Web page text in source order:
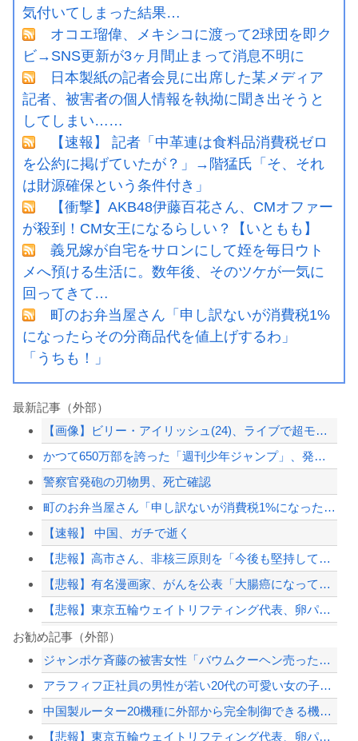
気付いてしまった結果…
オコエ瑠偉、メキシコに渡って2球団を即ク
ビ→SNS更新が3ヶ月間止まって消息不明に
日本製紙の記者会見に出席した某メディア
記者、被害者の個人情報を執拗に聞き出そうと
してしまい……
【速報】 記者「中革連は食料品消費税ゼロ
を公約に掲げていたが？」→階猛氏「そ、それ
は財源確保という条件付き」
【衝撃】AKB48伊藤百花さん、CMオファー
が殺到！CM女王になるらしい？【いともも】
義兄嫁が自宅をサロンにして姪を毎日ウト
メへ預ける生活に。数年後、そのツケが一気に
回ってきて…
町のお弁当屋さん「申し訳ないが消費税1%
になったらその分商品代を値上げするわ」
「うちも！」
最新記事（外部）
【画像】ビリー・アイリッシュ(24)、ライブで超モリマンスジを強調して炎上ｗｗｗ...
かつて650万部を誇った「週刊少年ジャンプ」、発行部数が初の100万部割れ
警察官発砲の刃物男、死亡確認
町のお弁当屋さん「申し訳ないが消費税1%になったらその分商品代を値上げするわ」 ...
【速報】 中国、ガチで逝く
【悲報】高市さん、非核三原則を「今後も堅持していく」の表現削除WWWWWWWWW...
【悲報】有名漫画家、がんを公表「大腸癌になってしまいました。肝臓に転移も見られて...
【悲報】東京五輪ウェイトリフティング代表、卵パックを盗んで逮捕ｗｗｗｗｗｗｗ
【悲報】寿美花代さん死去、94歳 高島忠夫さんの妻で高嶋政宏・政伸の母
株式投資、若年男性の自信喪失の原因に-6割超が「人生の敗者」自認
【画像】 日産が社運をかけて発売するSUVｗｗｗｗｗｗｗ
【配信者】「金バエ」のSNS更新が1週間途絶え、様々な憶測が飛び交う。1週間ぶり...
お勧め記事（外部）
ジャンポケ斉藤の被害女性「バウムクーヘン売ったりTikTokライブしててムカつい...
アラフィフ正社員の男性が若い20代の可愛い女の子以外には挨拶をしない
中国製ルーター20機種に外部から完全制御できる機能が仕込まれていたことが判明・・...
【悲報】東京五輪ウェイトリフティング代表、卵パックを盗んで逮捕ｗｗｗｗｗｗｗ